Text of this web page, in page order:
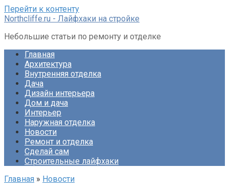
Перейти к контенту
Northcliffe.ru - Лайфхаки на стройке
Небольшие статьи по ремонту и отделке
Главная
Архитектура
Внутренняя отделка
Дача
Дизайн интерьера
Дом и дача
Интерьер
Наружная отделка
Новости
Ремонт и отделка
Сделай сам
Строительные лайфхаки
Главная » Новости